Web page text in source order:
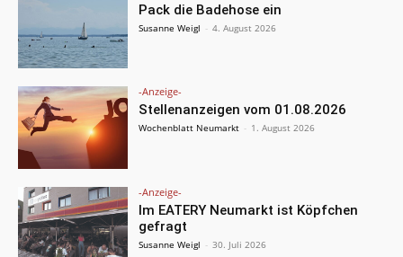
Pack die Badehose ein
Susanne Weigl - 4. August 2026
-Anzeige-
Stellenanzeigen vom 01.08.2026
Wochenblatt Neumarkt - 1. August 2026
-Anzeige-
Im EATERY Neumarkt ist Köpfchen
gefragt
Susanne Weigl - 30. Juli 2026